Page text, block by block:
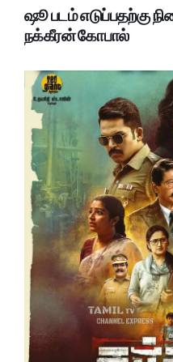
ஷூ படம் எடுப்பதற்கு
நக்கீரன் கோபால்